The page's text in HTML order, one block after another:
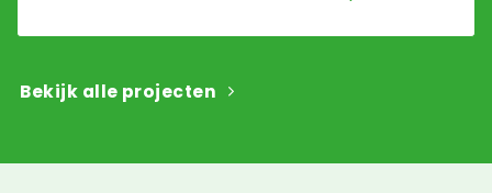
Bekijk alle projecten